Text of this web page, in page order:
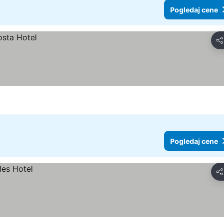
Pogledaj cene
Deli
Pogledaj cene
Deli